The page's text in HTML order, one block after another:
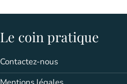
Le coin pratique
Contactez-nous